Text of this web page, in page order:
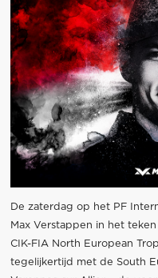
De zaterdag op het PF
Max Verstappen in het
CIK-FIA North European
tegelijkertijd met de South